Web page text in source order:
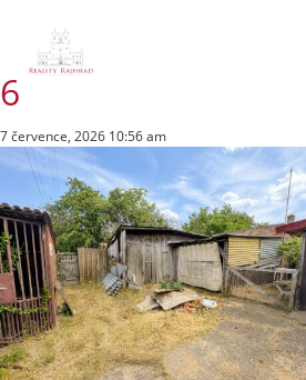
6
7 července, 2026 10:56 am